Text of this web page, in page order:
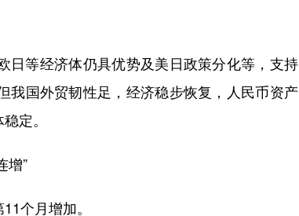
等经济体仍具优势及美日政策分化等，支持
我国外贸韧性足，经济稳步恢复，人民币资产
定。
增”
个月增加。